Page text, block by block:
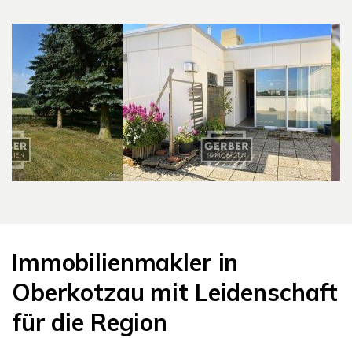
Immobilienmakler in
Oberkotzau mit Leidenschaft
für die Region